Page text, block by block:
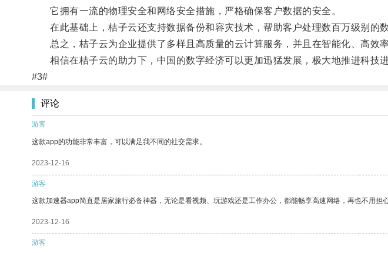
它拥有一流的物理安全和网络安全措施，严格确保客户数据的安全。
在此基础上，桔子云还支持数据备份和容灾技术，帮助客户处理数百万级别的数
总之，桔子云为企业提供了多样且高质量的云计算服务，并且在智能化、高效率
相信在桔子云的助力下，中国的数字经济可以更加迅猛发展，极大地推进科技进
#3#
评论
游客
这款app的功能非常丰富，可以满足我不同的社交需求。
2023-12-16
游客
这款加速器app简直是居家旅行必备神器，无论是看视频、玩游戏还是工作办公，都能畅享高速网络，再也不用担
2023-12-16
游客